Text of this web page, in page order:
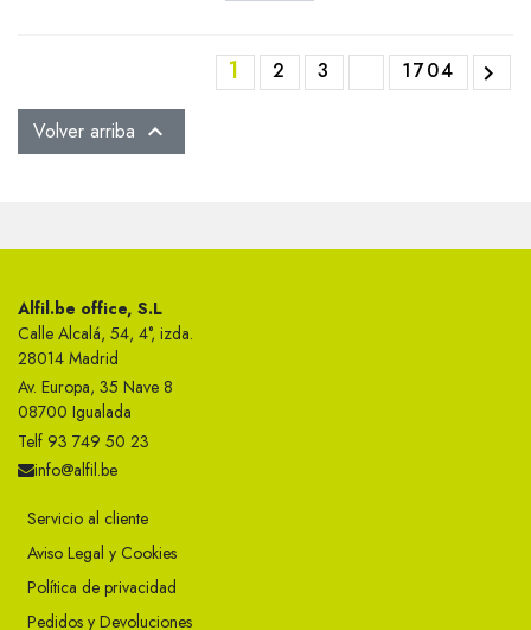
1 2 3 1704 
Volver arriba 
Alfil.be office, S.L
Calle Alcalá, 54, 4°, izda.
28014 Madrid
Av. Europa, 35 Nave 8
08700 Igualada
Telf 93 749 50 23
info@alfil.be
Servicio al cliente
Aviso Legal y Cookies
Política de privacidad
Pedidos y Devoluciones